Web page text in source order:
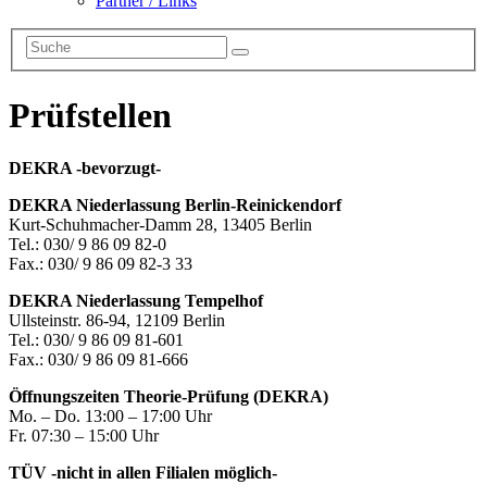
Prüfstellen
DEKRA -bevorzugt-
DEKRA Niederlassung Berlin-Reinickendorf
Kurt-Schuhmacher-Damm 28, 13405 Berlin
Tel.: 030/ 9 86 09 82-0
Fax.: 030/ 9 86 09 82-3 33
DEKRA Niederlassung Tempelhof
Ullsteinstr. 86-94, 12109 Berlin
Tel.: 030/ 9 86 09 81-601
Fax.: 030/ 9 86 09 81-666
Öffnungszeiten Theorie-Prüfung (DEKRA)
Mo. – Do. 13:00 – 17:00 Uhr
Fr. 07:30 – 15:00 Uhr
TÜV -nicht in allen Filialen möglich-